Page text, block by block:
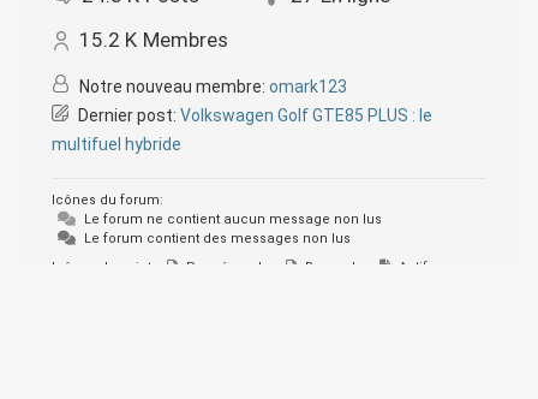
15.2 K Membres
Notre nouveau membre: omark123
Dernier post: Volkswagen Golf GTE85 PLUS : le
multifuel hybride
Icônes du forum:
Le forum ne contient aucun message non lus
Le forum contient des messages non lus
Icônes de sujet:
Pas répondu Repondu
Actif